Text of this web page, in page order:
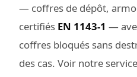
— coffres de dépôt,
certifiés EN 1143-1 —
coffres bloqués sans
des cas. Voir notre service